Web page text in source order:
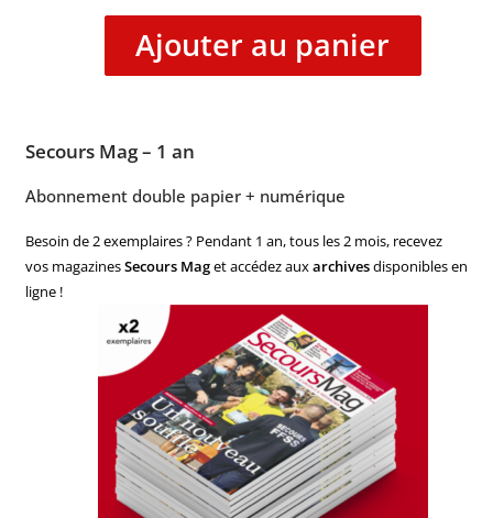
Ajouter au panier
Secours Mag – 1 an
Abonnement double papier + numérique
Besoin de 2 exemplaires ? Pendant 1 an, tous les 2 mois, recevez
vos magazinesSecours Maget accédez auxarchivesdisponibles en
ligne !